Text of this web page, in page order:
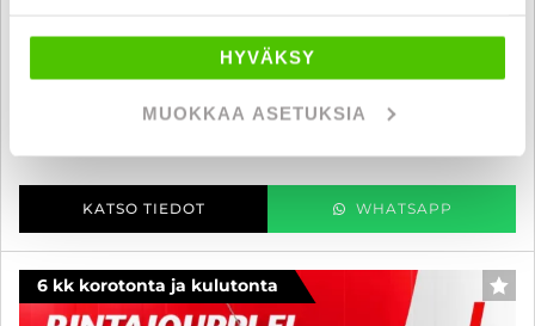
HYVÄKSY
MUOKKAA ASETUKSIA
, Manuaali, Bensiini, 144 000 km
KATSO TIEDOT WHATSAPP
6 kk korotonta ja kulutonta